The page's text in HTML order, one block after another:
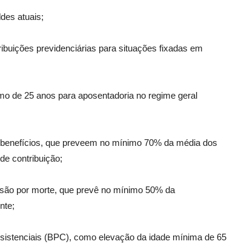
atuais;
previdenciárias para situações fixadas em
de 25 anos para aposentadoria no regime geral
que preveem no mínimo 70% da média dos
contribuição;
por morte, que prevê no mínimo 50% da
(BPC), como elevação da idade mínima de 65